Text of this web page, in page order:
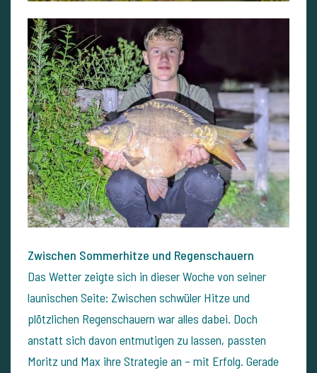
Zwischen Sommerhitze und Regenschauern
Das Wetter zeigte sich in dieser Woche von seiner
launischen Seite: Zwischen schwüler Hitze und
plötzlichen Regenschauern war alles dabei. Doch
anstatt sich davon entmutigen zu lassen, passten
Moritz und Max ihre Strategie an – mit Erfolg. Gerade